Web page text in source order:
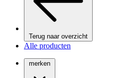
Terug naar overzicht
Alle producten
merken